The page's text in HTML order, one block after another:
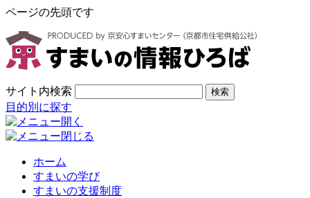
ページの先頭です
サイト内検索 検索
目的別に探す
ホーム
すまいの学び
すまいの支援制度